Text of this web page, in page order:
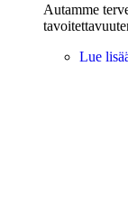
Autamme
Lue